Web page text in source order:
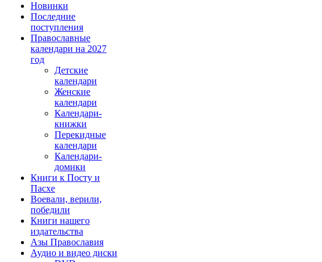
Новинки
Последние
поступления
Православные
календари на 2027
год
Детские
календари
Женские
календари
Календари-
книжки
Перекидные
календари
Календари-
домики
Книги к Посту и
Пасхе
Воевали, верили,
победили
Книги нашего
издательства
Азы Православия
Аудио и видео диски